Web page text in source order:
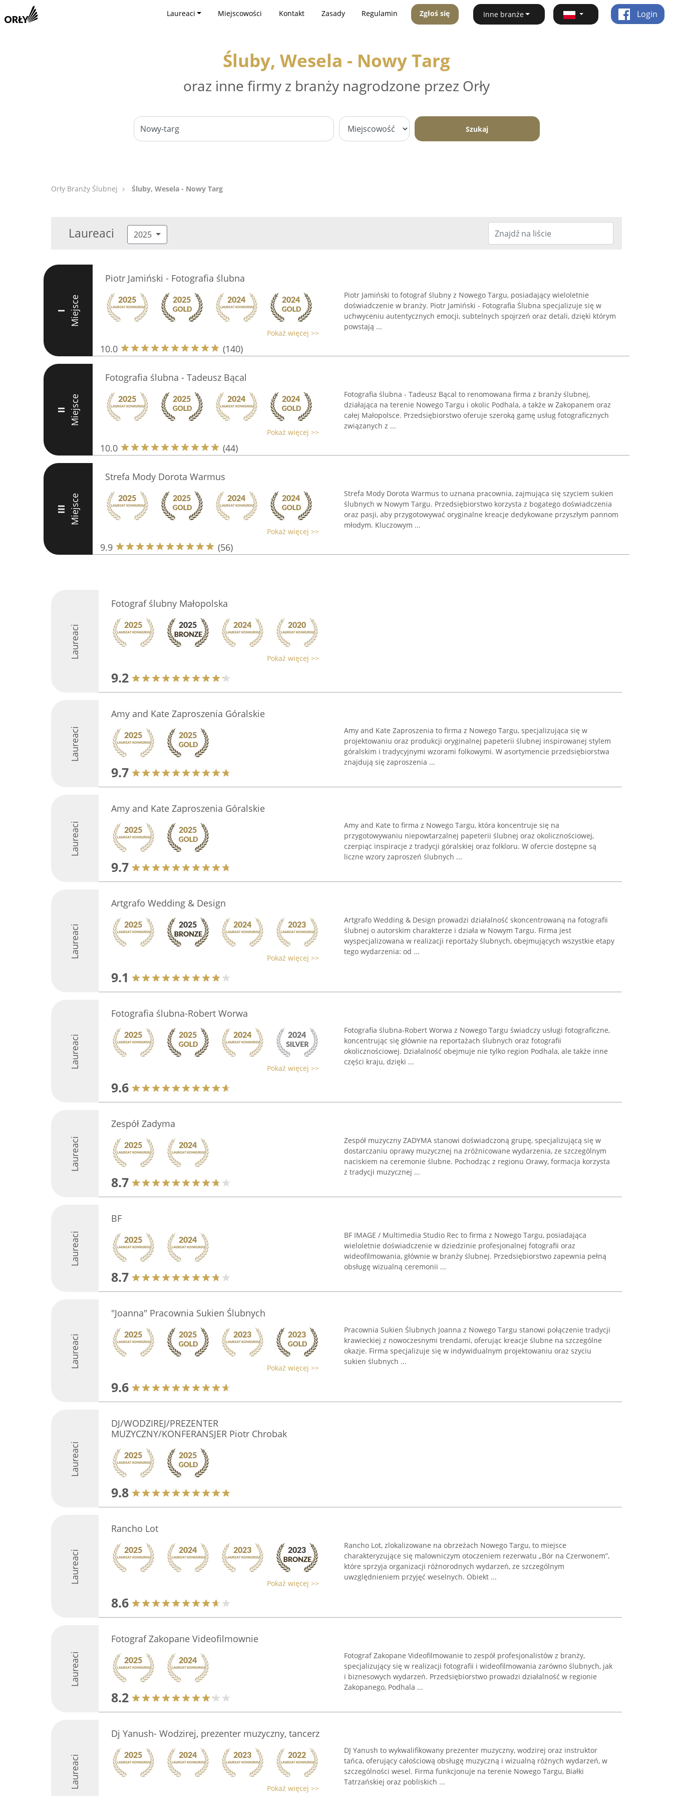
Laureaci Miejscowości Kontakt Zasady Regulamin Zgłoś się Inne branże Login
Śluby, Wesela - Nowy Targ
oraz inne firmy z branży nagrodzone przez Orły
Szukaj
Orły Branży Ślubnej Śluby, Wesela - Nowy Targ
Laureaci 2025
I Miejsce
Piotr Jamiński - Fotografia ślubna
Pokaż więcej >>
10.0 (140)
Piotr Jamiński to fotograf ślubny z Nowego Targu, posiadający wieloletnie
doświadczenie w branży. Piotr Jamiński - Fotografia Ślubna specjalizuje się w
uchwyceniu autentycznych emocji, subtelnych spojrzeń oraz detali, dzięki którym
powstają ...
II Miejsce
Fotografia ślubna - Tadeusz Bącal
Pokaż więcej >>
10.0 (44)
Fotografia ślubna - Tadeusz Bącal to renomowana firma z branży ślubnej,
działająca na terenie Nowego Targu i okolic Podhala, a także w Zakopanem oraz
całej Małopolsce. Przedsiębiorstwo oferuje szeroką gamę usług fotograficznych
związanych z ...
III Miejsce
Strefa Mody Dorota Warmus
Pokaż więcej >>
9.9 (56)
Strefa Mody Dorota Warmus to uznana pracownia, zajmująca się szyciem sukien
ślubnych w Nowym Targu. Przedsiębiorstwo korzysta z bogatego doświadczenia
oraz pasji, aby przygotowywać oryginalne kreacje dedykowane przyszłym pannom
młodym. Kluczowym ...
Laureaci
Fotograf ślubny Małopolska
Pokaż więcej >>
9.2
Laureaci
Amy and Kate Zaproszenia Góralskie
9.7
Amy and Kate Zaproszenia to firma z Nowego Targu, specjalizująca się w
projektowaniu oraz produkcji oryginalnej papeterii ślubnej inspirowanej stylem
góralskim i tradycyjnymi wzorami folkowymi. W asortymencie przedsiębiorstwa
znajdują się zaproszenia ...
Laureaci
Amy and Kate Zaproszenia Góralskie
9.7
Amy and Kate to firma z Nowego Targu, która koncentruje się na
przygotowywaniu niepowtarzalnej papeterii ślubnej oraz okolicznościowej,
czerpiąc inspiracje z tradycji góralskiej oraz folkloru. W ofercie dostępne są
liczne wzory zaproszeń ślubnych ...
Laureaci
Artgrafo Wedding & Design
Pokaż więcej >>
9.1
Artgrafo Wedding & Design prowadzi działalność skoncentrowaną na fotografii
ślubnej o autorskim charakterze i działa w Nowym Targu. Firma jest
wyspecjalizowana w realizacji reportaży ślubnych, obejmujących wszystkie etapy
tego wydarzenia: od ...
Laureaci
Fotografia ślubna-Robert Worwa
Pokaż więcej >>
9.6
Fotografia ślubna-Robert Worwa z Nowego Targu świadczy usługi fotograficzne,
koncentrując się głównie na reportażach ślubnych oraz fotografii
okolicznościowej. Działalność obejmuje nie tylko region Podhala, ale także inne
części kraju, dzięki ...
Laureaci
Zespół Zadyma
8.7
Zespół muzyczny ZADYMA stanowi doświadczoną grupę, specjalizującą się w
dostarczaniu oprawy muzycznej na zróżnicowane wydarzenia, ze szczególnym
naciskiem na ceremonie ślubne. Pochodząc z regionu Orawy, formacja korzysta
z tradycji muzycznej ...
Laureaci
BF
8.7
BF IMAGE / Multimedia Studio Rec to firma z Nowego Targu, posiadająca
wieloletnie doświadczenie w dziedzinie profesjonalnej fotografii oraz
wideofilmowania, głównie w branży ślubnej. Przedsiębiorstwo zapewnia pełną
obsługę wizualną ceremonii ...
Laureaci
"Joanna" Pracownia Sukien Ślubnych
Pokaż więcej >>
9.6
Pracownia Sukien Ślubnych Joanna z Nowego Targu stanowi połączenie tradycji
krawieckiej z nowoczesnymi trendami, oferując kreacje ślubne na szczególne
okazje. Firma specjalizuje się w indywidualnym projektowaniu oraz szyciu
sukien ślubnych ...
Laureaci
DJ/WODZIREJ/PREZENTER
MUZYCZNY/KONFERANSJER Piotr Chrobak
9.8
Laureaci
Rancho Lot
Pokaż więcej >>
8.6
Rancho Lot, zlokalizowane na obrzeżach Nowego Targu, to miejsce
charakteryzujące się malowniczym otoczeniem rezerwatu „Bór na Czerwonem”,
które sprzyja organizacji różnorodnych wydarzeń, ze szczególnym
uwzględnieniem przyjęć weselnych. Obiekt ...
Laureaci
Fotograf Zakopane Videofilmownie
8.2
Fotograf Zakopane Videofilmowanie to zespół profesjonalistów z branży,
specjalizujący się w realizacji fotografii i wideofilmowania zarówno ślubnych, jak
i biznesowych wydarzeń. Przedsiębiorstwo prowadzi działalność w regionie
Zakopanego, Podhala ...
Laureaci
Dj Yanush- Wodzirej, prezenter muzyczny, tancerz
Pokaż więcej >>
DJ Yanush to wykwalifikowany prezenter muzyczny, wodzirej oraz instruktor
tańca, oferujący całościową obsługę muzyczną i wizualną różnych wydarzeń, w
szczególności wesel. Firma funkcjonuje na terenie Nowego Targu, Białki
Tatrzańskiej oraz pobliskich ...